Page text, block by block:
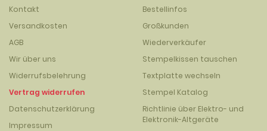
Kontakt
Versandkosten
AGB
Wir über uns
Widerrufsbelehrung
Vertrag widerrufen
Datenschutzerklärung
Impressum
Bestellinfos
Großkunden
Wiederverkäufer
Stempelkissen tauschen
Textplatte wechseln
Stempel Katalog
Richtlinie über Elektro- und
Elektronik-Altgeräte